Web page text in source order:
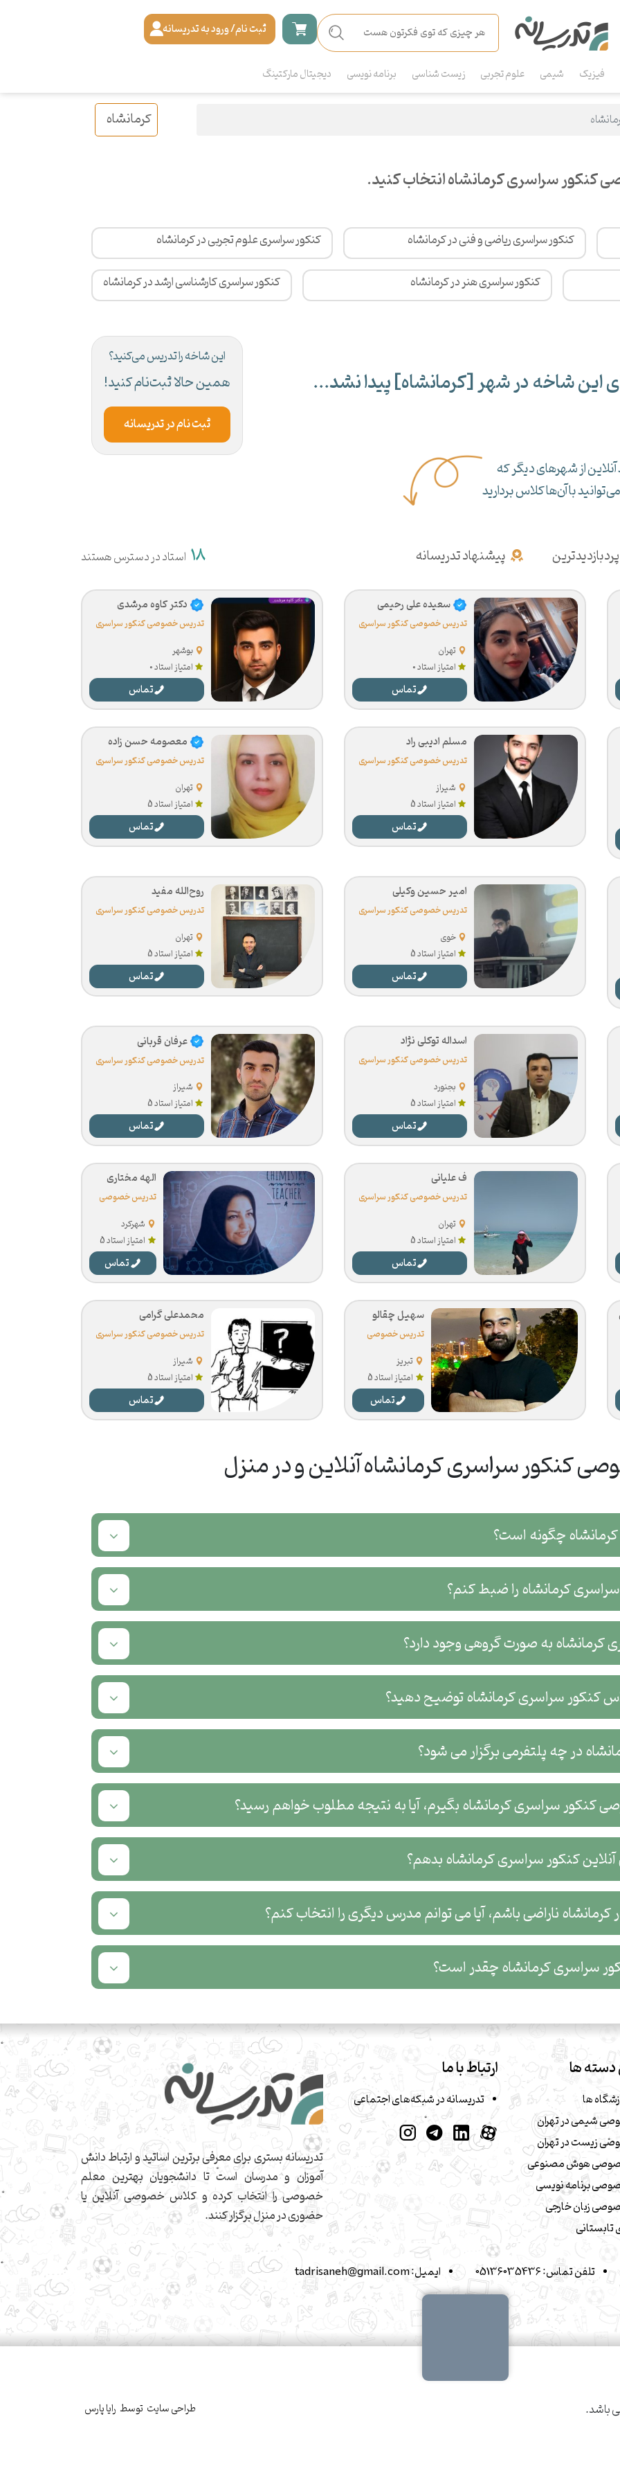
ثبت نام/ ورود به تدریسانه
فیزیک شیمی علوم تجربی زیست شناسی برنامه نویسی دیجیتال مارکتینگ
کرمانشاه
کنکور سراسری کرمانشاه انتخاب کنید.
کنکور سراسری ریاضی و فنی در کرمانشاه کنکور سراسری علوم تجربی در کرمانشاه
کنکور سراسری هنر در کرمانشاه کنکور سراسری کارشناسی ارشد در کرمانشاه
این شاخه در شهر [کرمانشاه] پیدا نشد...
این شاخه را تدریس می‌کنید؟
همین حالا ثبت‌نام کنید!
ثبت نام در تدریسانه
آنلاین از شهرهای دیگر که
با آن‌ها کلاس بردارید
پردبازدیدترین پیشنهاد تدریسانه 18 استاد در دسترس هستند
تدریس خصوصی کنکور سراسری
تهران
امتیاز استاد 0
تماس
تدریس خصوصی کنکور سراسری
بوشهر
امتیاز استاد 0
تماس
مسلم ادیبی راد
تدریس خصوصی کنکور سراسری
شیراز
امتیاز استاد 5
تماس
تدریس خصوصی کنکور سراسری
تهران
امتیاز استاد 5
تماس
امیر حسین وکیلی
تدریس خصوصی کنکور سراسری
خوی
امتیاز استاد 5
تماس
روح‌الله مفید
تدریس خصوصی کنکور سراسری
تهران
امتیاز استاد 5
تماس
اسداله توکلی نژاد
تدریس خصوصی کنکور سراسری
بجنورد
امتیاز استاد 5
تماس
تدریس خصوصی کنکور سراسری
شیراز
امتیاز استاد 5
تماس
ف علیانی
تدریس خصوصی کنکور سراسری
تهران
امتیاز استاد 5
تماس
الهه مختاری
تدریس خصوصی
شهرکرد
امتیاز استاد 5
تماس
سهیل چقالو
تدریس خصوصی
تبریز
امتیاز استاد 5
تماس
محمدعلی گرامی
تدریس خصوصی کنکور سراسری
شیراز
امتیاز استاد 5
تماس
کنکور سراسری کرمانشاه آنلاین و در منزل
چگونه است؟
سراسری کرمانشاه را ضبط کنم؟
کرمانشاه به صورت گروهی وجود دارد؟
کنکور سراسری کرمانشاه توضیح دهید؟
در چه پلتفرمی برگزار می شود؟
کنکور سراسری کرمانشاه بگیرم، آیا به نتیجه مطلوب خواهم رسید؟
کنکور سراسری کرمانشاه بدهم؟
ناراضی باشم، آیا می توانم مدرس دیگری را انتخاب کنم؟
سراسری کرمانشاه چقدر است؟
ها
ها
شیمی در تهران
زیست در تهران
هوش مصنوعی
برنامه نویسی
زبان خارجی
ارتباط با ما
تدریسانه در شبکه‌های اجتماعی
تدریسانه بستری برای معرفی برترین اساتید و ارتباط دانش
آموزان و مدرسان است تا دانشجویان بهترین معلم
خصوصی را انتخاب کرده و کلاس خصوصی آنلاین یا
حضوری در منزل برگزار کنند.
تلفن تماس:05136035436 ایمیل:tadrisaneh@gmail.com
باشد. طراحی سایت توسط رایا پارس